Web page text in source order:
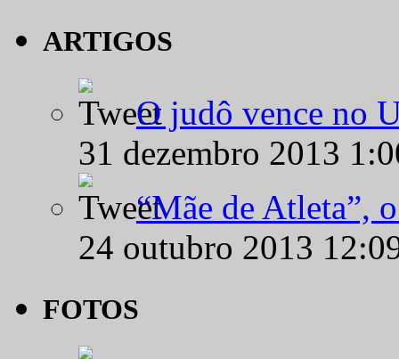
ARTIGOS
O judô vence no
31 dezembro 2013
“Mãe de Atleta”,
24 outubro 2013
FOTOS